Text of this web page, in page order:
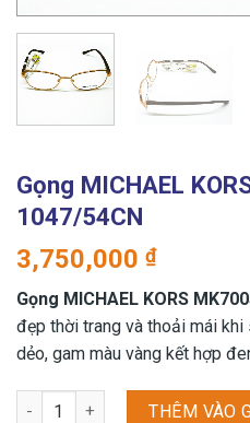
Gọng MICHAEL
1047/54CN
3,750,000 ₫
Gọng MICHAEL KORS
đẹp thời trang và thoải mái
dẻo, gam màu vàng kết hợp
Gọng MICHAEL KORSTHÊM VÀO